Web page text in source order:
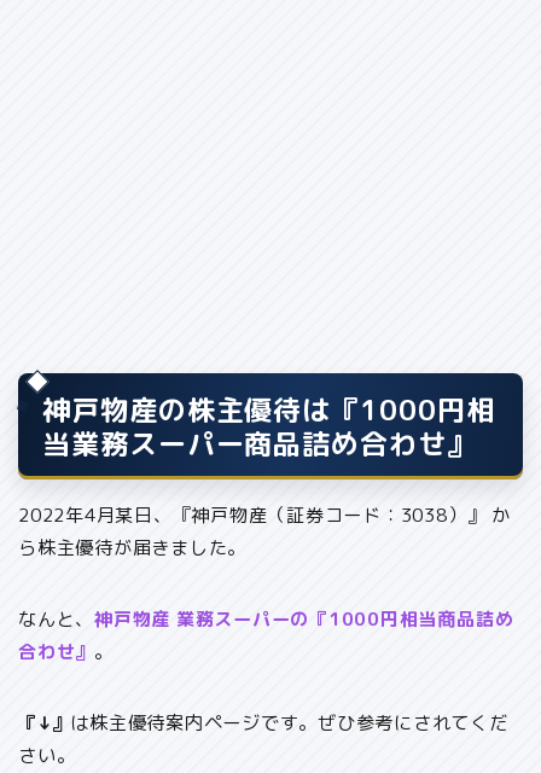
神戸物産の株主優待は『1000円相
当業務スーパー商品詰め合わせ』
2022年4月某日、『神戸物産（証券コード：3038）』 か
ら株主優待が届きました。
なんと、神戸物産 業務スーパーの『1000円相当商品詰め
合わせ』 。
『↓』 は株主優待案内ページです。ぜひ参考にされてくだ
さい。